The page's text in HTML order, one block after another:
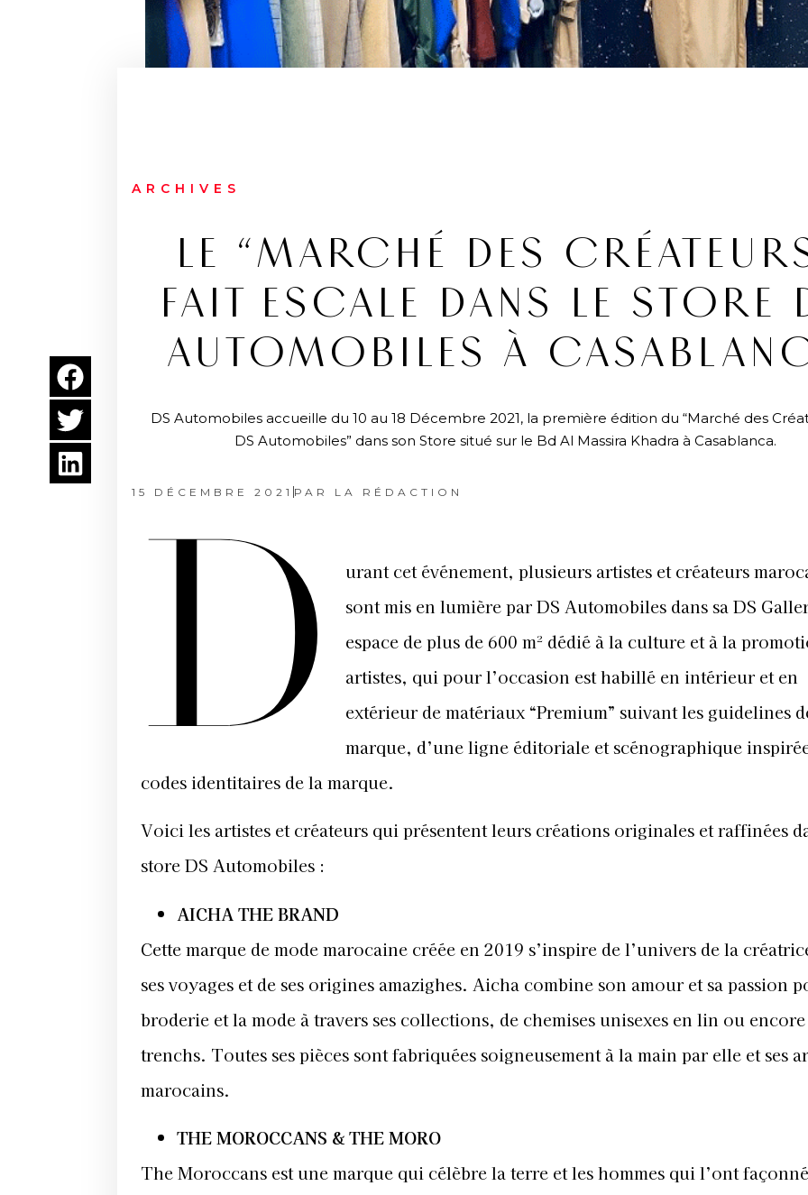
ARCHIVES
LE “MARCHÉ DES
FAIT ESCALE DANS LE STORE
AUTOMOBILES À
DS Automobiles accueille du 10 au 18 Décembre 2021, la première édition du “Marché des
DS Automobiles” dans son Store situé sur le Bd Al Massira Khadra à Casablanca.
15 DÉCEMBRE 2021 PAR LA RÉDACTION
D
urant cet événement, plusieurs artistes et créateurs
sont mis en lumière par DS Automobiles dans sa DS
espace de plus de 600 m² dédié à la culture et à la
artistes, qui pour l’occasion est habillé en intérieur et en
extérieur de matériaux “Premium” suivant les guidelines
marque, d’une ligne éditoriale et scénographique
codes identitaires de la marque.
Voici les artistes et créateurs qui présentent leurs créations originales et raffinées
store DS Automobiles :
AICHA THE BRAND
Cette marque de mode marocaine créée en 2019 s’inspire de l’univers de la
ses voyages et de ses origines amazighes. Aicha combine son amour et sa passion
broderie et la mode à travers ses collections, de chemises unisexes en lin ou encore
trenchs. Toutes ses pièces sont fabriquées soigneusement à la main par elle et ses
marocains.
THE MOROCCANS & THE MORO
The Moroccans est une marque qui célèbre la terre et les hommes qui l’ont